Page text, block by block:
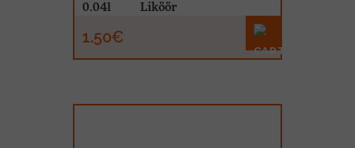
0.04l
Liköör
1.50€